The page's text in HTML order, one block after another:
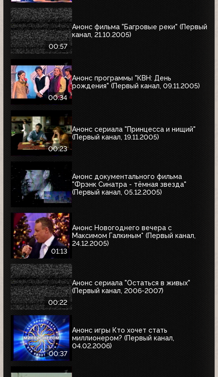
00:57
Анонс фильма "Багровые реки" (Первый
канал, 21.10.2005)
00:34
Анонс программы "КВН: День
рождения" (Первый канал, 09.11.2005)
00:23
Анонс сериала "Принцесса и нищий"
(Первый канал, 19.11.2005)
Анонс документального фильма
"Фрэнк Синатра - тёмная звезда"
(Первый канал, 05.12.2005)
01:13
Анонс Новогоднего вечера с
Максимом Галкиным* (Первый канал,
24.12.2005)
00:22
Анонс сериала "Остаться в живых"
(Первый канал, 2006-2007)
00:37
Анонс игры Кто хочет стать
миллионером? (Первый канал,
04.02.2006)